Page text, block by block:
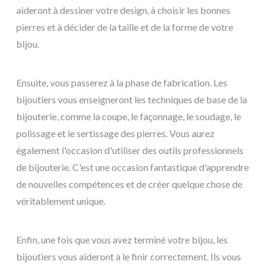
aideront à dessiner votre design, à choisir les bonnes
pierres et à décider de la taille et de la forme de votre
bijou.
Ensuite, vous passerez à la phase de fabrication. Les
bijoutiers vous enseigneront les techniques de base de la
bijouterie, comme la coupe, le façonnage, le soudage, le
polissage et le sertissage des pierres. Vous aurez
également l'occasion d'utiliser des outils professionnels
de bijouterie. C'est une occasion fantastique d'apprendre
de nouvelles compétences et de créer quelque chose de
véritablement unique.
Enfin, une fois que vous avez terminé votre bijou, les
bijoutiers vous aideront à le finir correctement. Ils vous